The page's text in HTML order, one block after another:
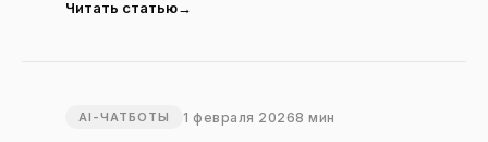
Читать статью
AI-ЧАТБОТЫ 1 февраля 20268 мин